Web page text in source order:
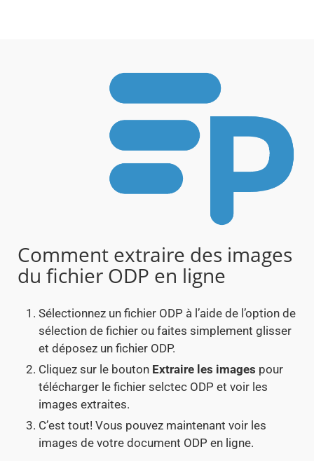
Comment extraire des images
du fichier ODP en ligne
Sélectionnez un fichier ODP à l’aide de l’option de
sélection de fichier ou faites simplement glisser
et déposez un fichier ODP.
Cliquez sur le bouton Extraire les images pour
télécharger le fichier selctec ODP et voir les
images extraites.
C’est tout! Vous pouvez maintenant voir les
images de votre document ODP en ligne.